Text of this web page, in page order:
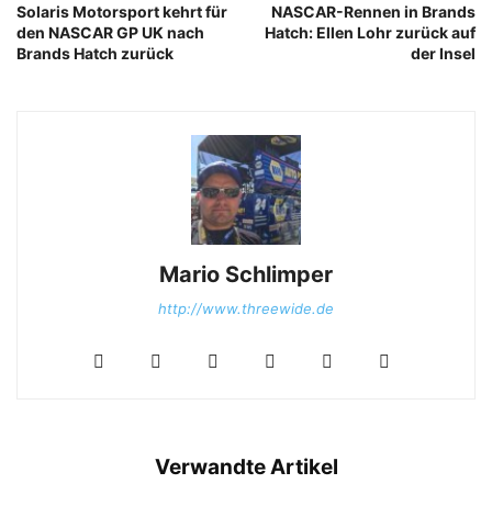
Solaris Motorsport kehrt für
den NASCAR GP UK nach
Brands Hatch zurück
NASCAR-Rennen in Brands
Hatch: Ellen Lohr zurück auf
der Insel
Mario Schlimper
http://www.threewide.de
Verwandte Artikel